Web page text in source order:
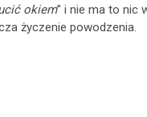
okiem” i nie ma to nic
życzenie powodzenia.